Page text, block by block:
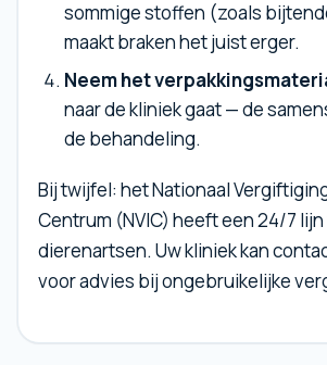
sommige stoffen (zoals
maakt braken het juist erger.
Neem het
naar de kliniek gaat — de
de behandeling.
Bij twijfel: het Nationaal
Centrum (NVIC) heeft een 24/7
dierenartsen. Uw kliniek kan
voor advies bij ongebruikelijke